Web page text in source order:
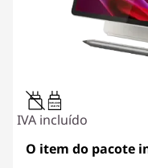
20W-60W
USB PD
IVA incluído
O item do pacote